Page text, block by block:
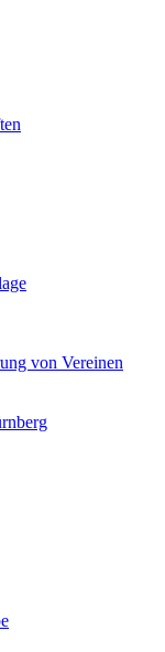
von Vereinen